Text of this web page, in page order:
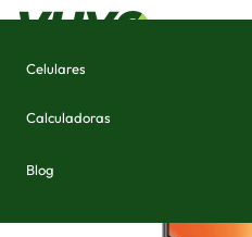
Celulares
Calculadoras
Blog